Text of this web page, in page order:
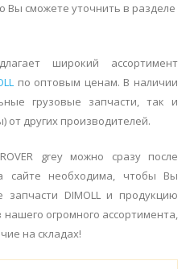
сможете уточнить в разделе
широкий ассортимент
по оптовым ценам. В наличии
грузовые запчасти, так и
от других производителей.
grey можно сразу после
сайте необходима, чтобы Вы
DIMOLL и продукцию
огромного ассортимента,
на складах!